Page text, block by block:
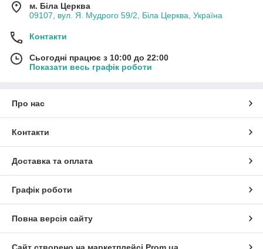
м. Біла Церква
09107, вул. Я. Мудрого 59/2, Біла Церква, Україна
Контакти
Сьогодні працює з 10:00 до 22:00
Показати весь графік роботи
Про нас
Контакти
Доставка та оплата
Графік роботи
Повна версія сайту